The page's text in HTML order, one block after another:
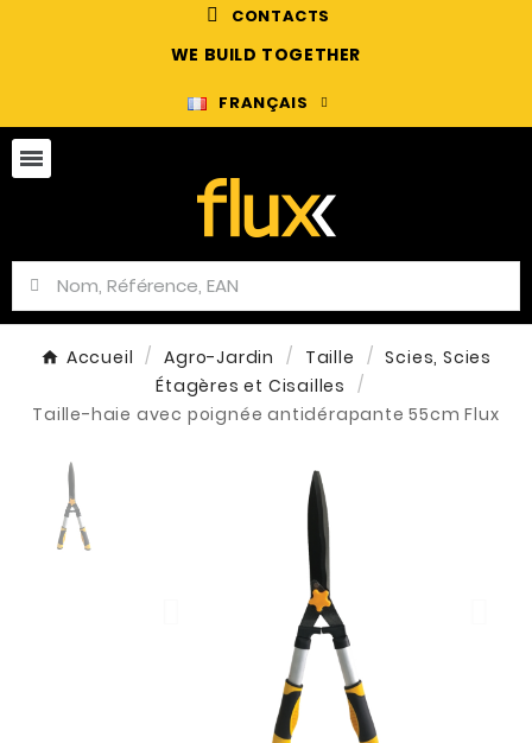
CONTACTS
WE BUILD TOGETHER
FRANÇAIS
Accueil Agro-Jardin Taille
Scies, Scies
Étagères et Cisailles
Taille-haie avec poignée antidérapante 55cm Flux